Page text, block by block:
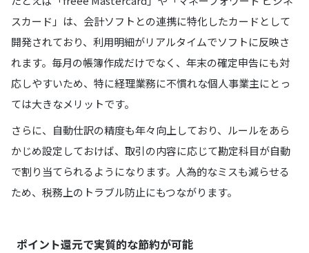
スカード」は、会計ソフトとの連携に特化したカードとして
開発されており、利用明細がリアルタイムでソフトに反映さ
れます。毎月の帳簿作成だけでなく、年末の確定申告にも対
応しやすいため、特に経理業務に不慣れな個人事業主にとっ
ては大きなメリットです。
さらに、自動仕訳の精度も年々向上しており、ルールをあら
かじめ設定しておけば、取引の内容に応じて勘定科目が自動
で割り当てられるようになります。人為的なミスも減らせる
ため、税務上のトラブル防止にもつながります。
ポイント還元で実質的な節約が可能